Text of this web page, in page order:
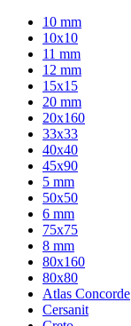
10 mm
10x10
11 mm
12 mm
15x15
20 mm
20х160
33x33
40х40
45x90
5 mm
50x50
6 mm
75х75
8 mm
80x160
80x80
Atlas Concorde
Cersanit